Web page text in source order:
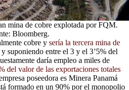
mina de cobre explotada por FQM.
Bloomberg.
cobre y sería la tercera mina de
y suponiendo entre el 3 y el 3’5% del
daría empleo a miles de
del valor de las exportaciones totales
poseedora es Minera Panamá
formado en un 90% por el monopolio